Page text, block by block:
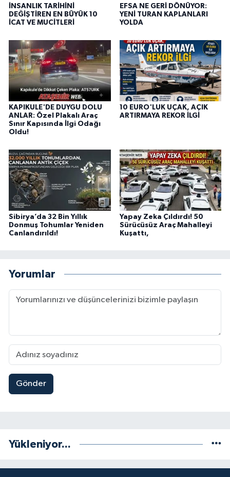
İNSANLIK TARİHİNİ
DEĞİŞTİREN EN BÜYÜK 10
İCAT VE MUCİTLERİ
EFSA NE GERİ DÖNÜYOR:
YENİ TURAN KAPLANLARI
YOLDA
KAPIKULE'DE DUYGU DOLU
ANLAR: Özel Plakalı Araç
Sınır Kapısında İlgi Odağı
Oldu!
10 EURO'LUK UÇAK, AÇIK
ARTIRMAYA REKOR İLGİ
Sibirya’da 32 Bin Yıllık
Donmuş Tohumlar Yeniden
Canlandırıldı!
Yapay Zeka Çıldırdı! 50
Sürücüsüz Araç Mahalleyi
Kuşattı,
Yorumlar
Gönder
Yükleniyor...